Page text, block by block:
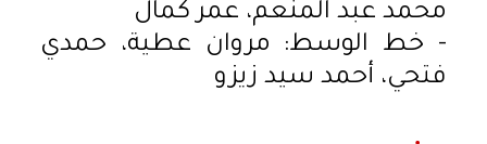
محمد عبد المنعم، عمر كمال
- خط الوسط: مروان عطية، حمدي
فتحي، أحمد سيد زيزو